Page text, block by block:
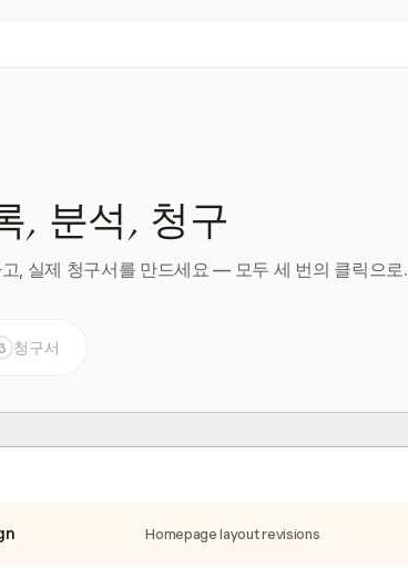
, 분석, 청구
, 실제 청구서를 만드세요 — 모두 세 번의 클릭으로.
3 청구서
Homepage layout revisions